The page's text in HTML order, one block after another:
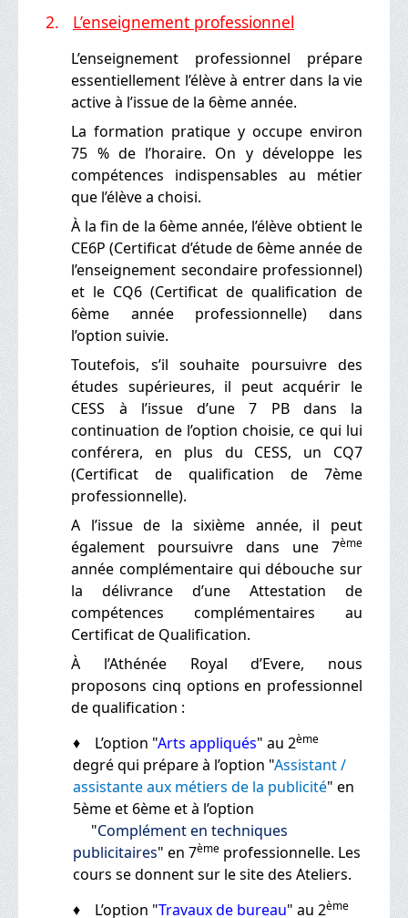
2. L’enseignement professionnel
L’enseignement professionnel prépare
essentiellement l’élève à entrer dans la vie
active à l’issue de la 6ème année.
La formation pratique y occupe environ
75 % de l’horaire. On y développe les
compétences indispensables au métier
que l’élève a choisi.
À la fin de la 6ème année, l’élève obtient le
CE6P (Certificat d’étude de 6ème année de
l’enseignement secondaire professionnel)
et le CQ6 (Certificat de qualification de
6ème année professionnelle) dans
l’option suivie.
Toutefois, s’il souhaite poursuivre des
études supérieures, il peut acquérir le
CESS à l’issue d’une 7 PB dans la
continuation de l’option choisie, ce qui lui
conférera, en plus du CESS, un CQ7
(Certificat de qualification de 7ème
professionnelle).
A l’issue de la sixième année, il peut
également poursuivre dans une 7ème
année complémentaire qui débouche sur
la délivrance d’une Attestation de
compétences complémentaires au
Certificat de Qualification.
À l’Athénée Royal d’Evere, nous
proposons cinq options en professionnel
de qualification :
♦ L’option "Arts appliqués" au 2ème
degré qui prépare à l’option "Assistant /
assistante aux métiers de la publicité" en
5ème et 6ème et à l’option
"Complément en techniques
publicitaires" en 7ème professionnelle. Les
cours se donnent sur le site des Ateliers.
♦ L’option "Travaux de bureau" au 2ème